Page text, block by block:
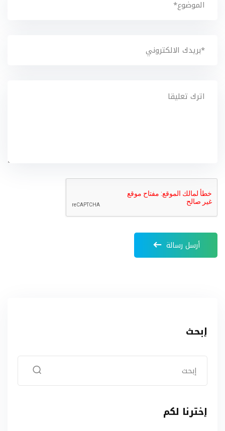
أرسل رسالة
إبحث
إخترنا لكم